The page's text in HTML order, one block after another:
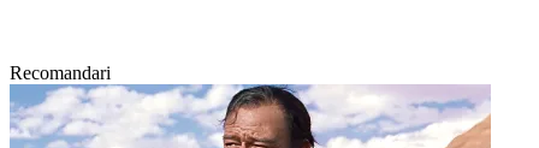
Recomandari